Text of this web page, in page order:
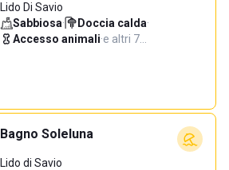
Lido Di Savio
Sabbiosa· Doccia calda·
Accesso animali·e altri 7…
Bagno Soleluna
Lido di Savio